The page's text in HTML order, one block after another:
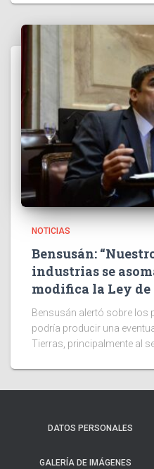
NOTICIAS
Bensusán:
industrias se
modifica la Ley de
Bensusán alertó sobre
podría producir una
Tierras, principalmente al
DATOS PERSONALES
GALERÍA DE IMÁGENES